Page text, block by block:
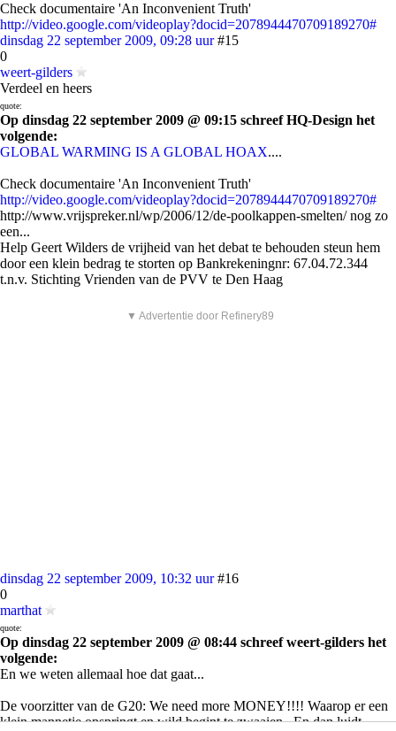
Check documentaire 'An Inconvenient Truth'
http://video.google.com/videoplay?docid=2078944470709189270#
dinsdag 22 september 2009, 09:28 uur #15
0
weert-gilders
Verdeel en heers
quote:
Op dinsdag 22 september 2009 @ 09:15 schreef HQ-Design het
volgende:
GLOBAL WARMING IS A GLOBAL HOAX....
Check documentaire 'An Inconvenient Truth'
http://video.google.com/videoplay?docid=2078944470709189270#
http://www.vrijspreker.nl/wp/2006/12/de-poolkappen-smelten/ nog zo
een...
Help Geert Wilders de vrijheid van het debat te behouden steun hem
door een klein bedrag te storten op Bankrekeningnr: 67.04.72.344
t.n.v. Stichting Vrienden van de PVV te Den Haag
▼ Advertentie door Refinery89
dinsdag 22 september 2009, 10:32 uur #16
0
marthat
quote:
Op dinsdag 22 september 2009 @ 08:44 schreef weert-gilders het
volgende:
En we weten allemaal hoe dat gaat...
De voorzitter van de G20: We need more MONEY!!!! Waarop er een
klein mannetje opspringt en wild begint te zwaaien.. En dan luidt